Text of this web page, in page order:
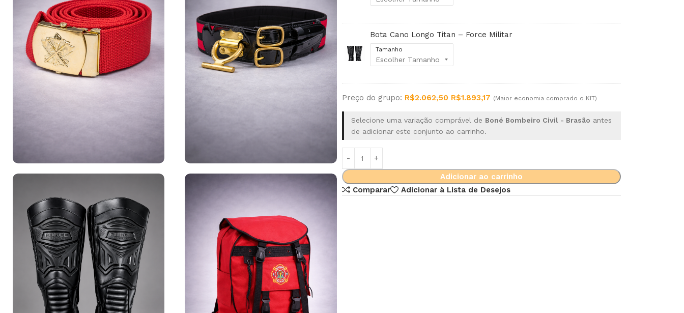
Bota Cano Longo Titan – Force Militar
Tamanho
Preço do grupo: R$2.062,50 R$1.893,17 (Maior economia comprado o KIT)
Selecione uma variação comprável de Boné Bombeiro Civil - Brasão antes
de adicionar este conjunto ao carrinho.
Adicionar ao carrinho
Comparar Adicionar à Lista de Desejos